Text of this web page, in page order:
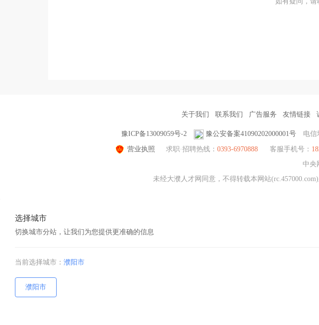
关于我们 联系我们 广告服务 友情链接
豫ICP备13009059号-2 豫公安备案41090202000001号 电信
营业执照 求职·招聘热线： 0393-6970888 客服手机号：
中央
未经大濮人才网同意，不得转载本网站
选择城市
切换城市分站，让我们为您提供更准确的信息
当前选择城市： 濮阳市
濮阳市